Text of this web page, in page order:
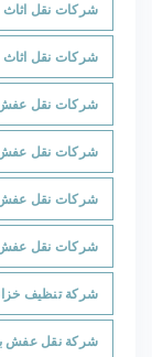
شركات نقل اثاث
شركات نقل اثاث
شركات نقل عفش
شركات نقل
شركات نقل عفش
شركات نقل عفش
شركة تنظيف
شركة نقل عفش